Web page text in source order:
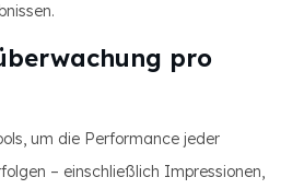
pro
um die Performance jeder
– einschließlich Impressionen,